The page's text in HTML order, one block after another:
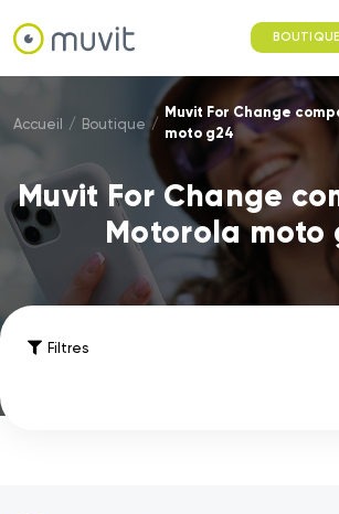
BOUTIQUE
Accueil / Boutique /
Muvit For Change
moto g24
Muvit For Change
Motorola moto
Filtres